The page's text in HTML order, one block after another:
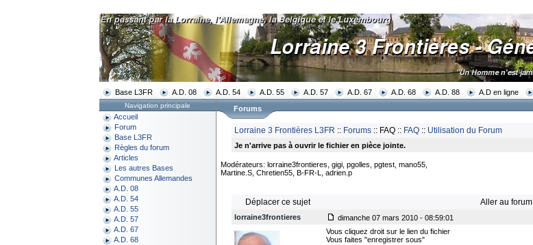
Base L3FR A.D. 08 A.D. 54 A.D. 55 A.D. 57 A.D. 67 A.D. 68 A.D. 88 A.D en ligne
Navigation principale
Accueil
Forum
Base L3FR
Règles du forum
Articles
Les autres Bases
Communes Allemandes
A.D. 08
A.D. 54
A.D. 55
A.D. 57
A.D. 67
A.D. 68
Forums
Lorraine 3 Frontières L3FR :: Forums :: FAQ :: FAQ :: Utilisation du Forum
Je n'arrive pas à ouvrir le fichier en pièce jointe.
Modérateurs: lorraine3frontieres, gigi, pgolles, pgtest, mano55,
Martine.S, Chretien55, B-FR-L, adrien.p
Déplacer ce sujet Aller au forum
lorraine3frontieres dimanche 07 mars 2010 - 08:59:01
Vous cliquez droit sur le lien du fichier
Vous faites "enregistrer sous"